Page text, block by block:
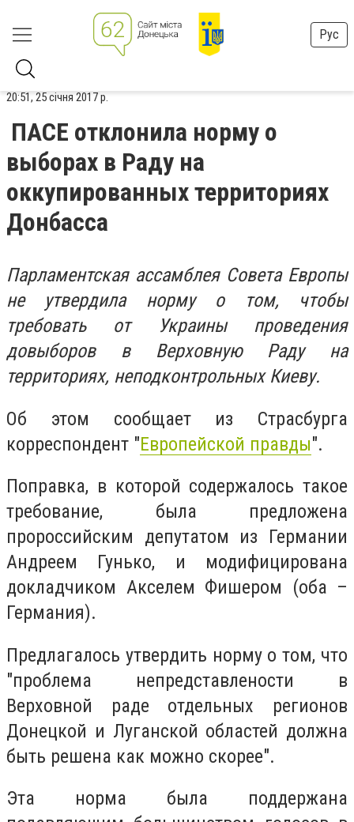
Рус
20:51, 25 січня 2017 р.
ПАСЕ отклонила норму о
выборах в Раду на
оккупированных территориях
Донбасса
Парламентская ассамблея Совета Европы
не утвердила норму о том, чтобы
требовать от Украины проведения
довыборов в Верховную Раду на
территориях, неподконтрольных Киеву.
Об этом сообщает из Страсбурга
корреспондент "Европейской правды".
Поправка, в которой содержалось такое
требование, была предложена
пророссийским депутатом из Германии
Андреем Гунько, и модифицирована
докладчиком Акселем Фишером (оба –
Германия).
Предлагалось утвердить норму о том, что
"проблема непредставлености в
Верховной раде отдельных регионов
Донецкой и Луганской областей должна
быть решена как можно скорее".
Эта норма была поддержана